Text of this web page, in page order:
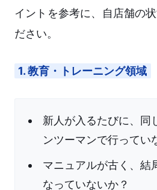
イントを参考に、自店舗の
ださい。
1. 教育・トレーニング領域
新人が入るたびに、同
ンツーマンで行ってい
マニュアルが古く、結
なっていないか？